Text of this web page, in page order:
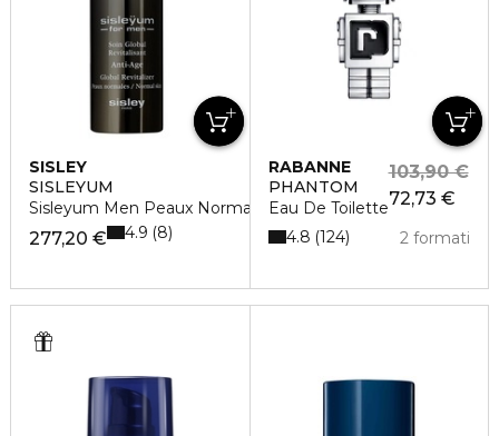
SISLEY
SISLEYUM
Sisleyum Men Peaux Normale 50Ml
277,20 € 4.9 8
RABANNE
PHANTOM
Eau De Toilette72,73 €
103,90 €
2 formati
4.8 124